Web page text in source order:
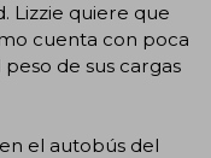
Lizzie quiere que
cuenta con poca
de sus cargas
el autobús del